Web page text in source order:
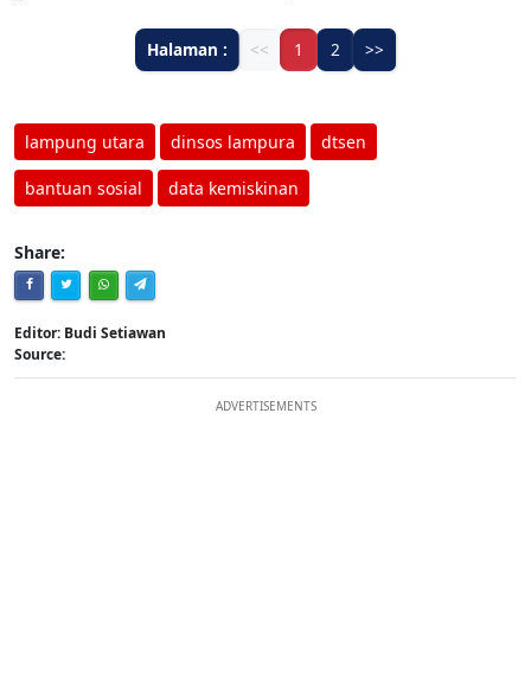
Halaman : << 1 2 >>
lampung utara dinsos lampura dtsen
bantuan sosial data kemiskinan
Share:
Editor: Budi Setiawan
Source:
ADVERTISEMENTS